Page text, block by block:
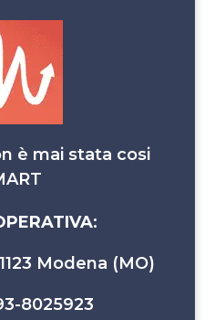
è mai stata cosi
:
Modena (MO)
8025923